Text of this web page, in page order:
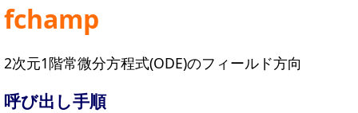
fchamp
2次元1階常微分方程式(ODE)のフィールド方向
呼び出し手順